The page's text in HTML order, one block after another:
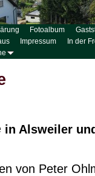
Fotoalbum
Impressum In der
in Alsweiler
von Peter